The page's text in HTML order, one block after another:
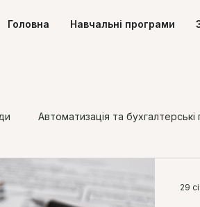
Головна Навчальні програми
Автоматизація та бухгалтерські
Оподаткування фізичних осіб
29